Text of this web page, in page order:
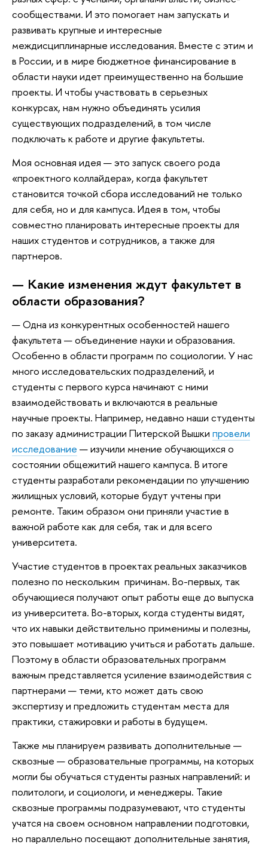
сообществами. И это помогает нам запускать и
развивать крупные и интересные
междисциплинарные исследования. Вместе с этим и
в России, и в мире бюджетное финансирование в
области науки идет преимущественно на большие
проекты. И чтобы участвовать в серьезных
конкурсах, нам нужно объединять усилия
существующих подразделений, в том числе
подключать к работе и другие факультеты.
Моя основная идея — это запуск своего рода
«проектного коллайдера», когда факультет
становится точкой сбора исследований не только
для себя, но и для кампуса. Идея в том, чтобы
совместно планировать интересные проекты для
наших студентов и сотрудников, а также для
партнеров.
— Какие изменения ждут факультет в
области образования?
— Одна из конкурентных особенностей нашего
факультета — объединение науки и образования.
Особенно в области программ по социологии. У нас
много исследовательских подразделений, и
студенты с первого курса начинают с ними
взаимодействовать и включаются в реальные
научные проекты. Например, недавно наши студенты
по заказу администрации Питерской Вышки провели
исследование — изучили мнение обучающихся о
состоянии общежитий нашего кампуса. В итоге
студенты разработали рекомендации по улучшению
жилищных условий, которые будут учтены при
ремонте. Таким образом они приняли участие в
важной работе как для себя, так и для всего
университета.
Участие студентов в проектах реальных заказчиков
полезно по нескольким причинам. Во-первых, так
обучающиеся получают опыт работы еще до выпуска
из университета. Во-вторых, когда студенты видят,
что их навыки действительно применимы и полезны,
это повышает мотивацию учиться и работать дальше.
Поэтому в области образовательных программ
важным представляется усиление взаимодействия с
партнерами — теми, кто может дать свою
экспертизу и предложить студентам места для
практики, стажировки и работы в будущем.
Также мы планируем развивать дополнительные —
сквозные — образовательные программы, на которых
могли бы обучаться студенты разных направлений: и
политологи, и социологи, и менеджеры. Такие
сквозные программы подразумевают, что студенты
учатся на своем основном направлении подготовки,
но параллельно посещают дополнительные занятия,